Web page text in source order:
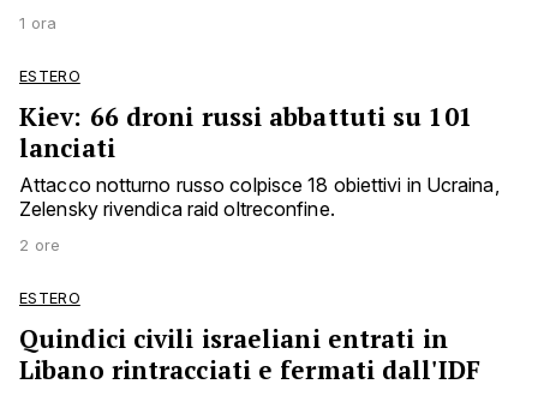
1 ora
ESTERO
Kiev: 66 droni russi abbattuti su 101
lanciati
Attacco notturno russo colpisce 18 obiettivi in Ucraina,
Zelensky rivendica raid oltreconfine.
2 ore
ESTERO
Quindici civili israeliani entrati in
Libano rintracciati e fermati dall'IDF